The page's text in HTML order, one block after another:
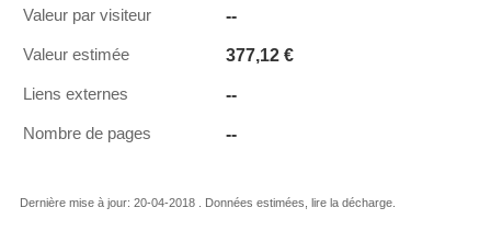
Valeur par visiteur --
Valeur estimée 377,12 €
Liens externes --
Nombre de pages --
Dernière mise à jour: 20-04-2018 . Données estimées, lire la décharge.